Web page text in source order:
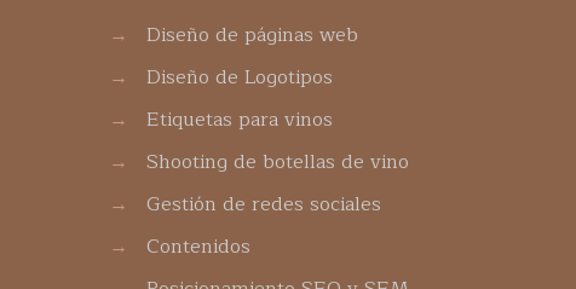
→
Diseño de páginas web
→
Diseño de Logotipos
→
Etiquetas para vinos
→
Shooting de botellas de vino
→
Gestión de redes sociales
→
Contenidos